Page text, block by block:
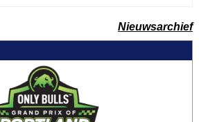
Nieuwsarchief